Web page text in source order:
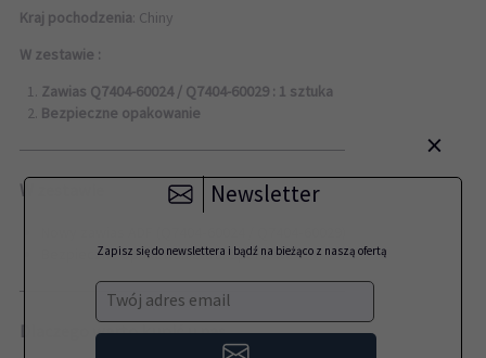
Kraj pochodzenia: Chiny
W zestawie :
Zawias Q7404-60024 / Q7404-60029 : 1 sztuka
Bezpieczne opakowanie
──────────────────────────────
W zestawie
Bezpieczne opakowanie transportowe
──────────────────────────────
Dlaczego warto kupić u nas
×
Newsletter
Zapisz się do newslettera i bądź na bieżąco z naszą ofertą
Twój adres email